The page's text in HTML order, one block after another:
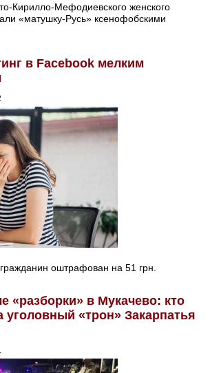
Кирилло-Мефодиевского женского
«матушку-Русь» ксенофобскими
в Facebook мелким
оштрафован на 51 грн.
«разборки» в Мукачево: кто
уголовный «трон» Закарпатья